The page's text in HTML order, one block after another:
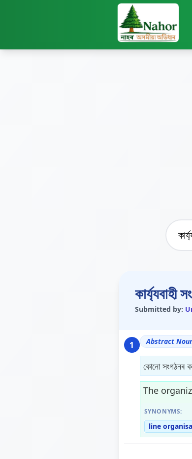
কাৰ্য্যবাহী
Submitted by:
1 Abstract
কোনো সংগঠনৰ
The
SYNONYMS:
line